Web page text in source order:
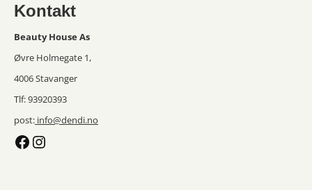
Kontakt
Beauty House As
Øvre Holmegate 1,
4006 Stavanger
Tlf: 93920393
post: info@dendi.no
Facebook
Instagram